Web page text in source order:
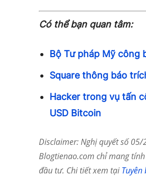
Có thể bạn quan tâm:
Bộ Tư pháp Mỹ công
Square thông báo
Hacker trong vụ tấn
USD Bitcoin
Disclaimer: Nghị quyết số
Blogtienao.com chỉ mang
đầu tư. Chi tiết xem tại